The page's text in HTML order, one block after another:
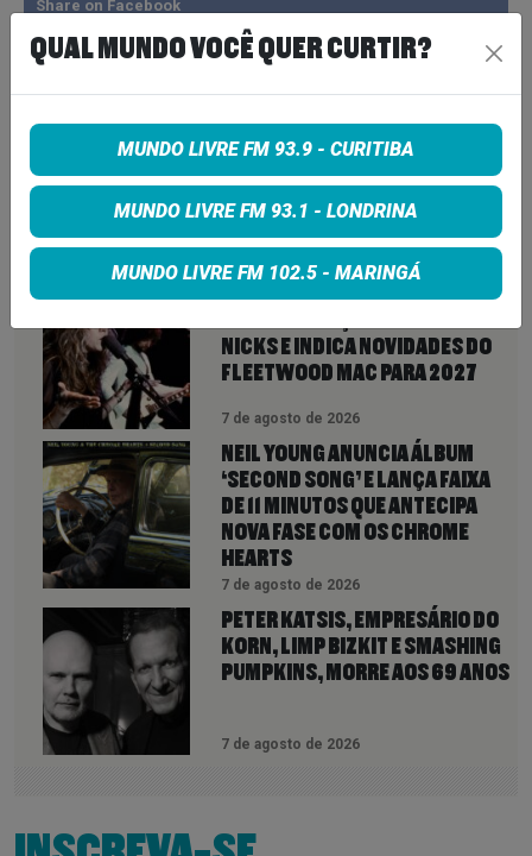
Share on Facebook
Share on Twitter
Share on Google+
VEJA TAMBÉM MAIS
LINDSEY BUCKINGHAM REVELA
NICKS E INDICA NOVIDADES DO
FLEETWOOD MAC PARA 2027
7 de agosto de 2026
NEIL YOUNG ANUNCIA ÁLBUM
‘SECOND SONG’ E LANÇA FAIXA
DE 11 MINUTOS QUE ANTECIPA
NOVA FASE COM OS CHROME
HEARTS
7 de agosto de 2026
PETER KATSIS, EMPRESÁRIO DO
KORN, LIMP BIZKIT E SMASHING
PUMPKINS, MORRE AOS 69 ANOS
7 de agosto de 2026
QUAL MUNDO VOCÊ QUER CURTIR?
MUNDO LIVRE FM 93.9 - CURITIBA
MUNDO LIVRE FM 93.1 - LONDRINA
MUNDO LIVRE FM 102.5 - MARINGÁ